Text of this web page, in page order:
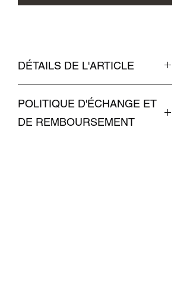
DÉTAILS DE L'ARTICLE
POLITIQUE D'ÉCHANGE ET
DE REMBOURSEMENT